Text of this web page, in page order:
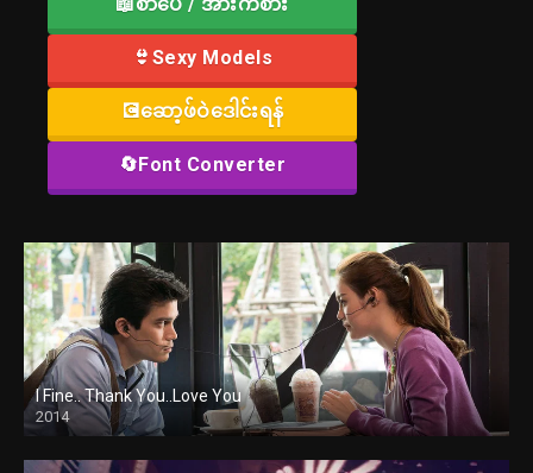
👙Sexy Models
💽ဆော့ဖ်ဝဲဒေါင်းရန်
🔄Font Converter
I Fine.. Thank You..Love You
2014